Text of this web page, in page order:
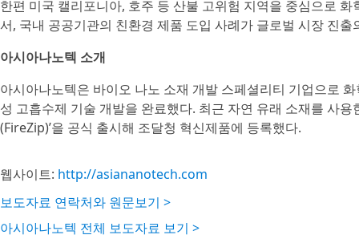
한편 미국 캘리포니아, 호주 등 산불 고위험 지역을 중심으로
서, 국내 공공기관의 친환경 제품 도입 사례가 글로벌 시장 진
아시아나노텍 소개
아시아나노텍은 바이오 나노 소재 개발 스페셜리티 기업으로
성 고흡수제 기술 개발을 완료했다. 최근 자연 유래 소재를 사
(FireZip)’을 공식 출시해 조달청 혁신제품에 등록했다.
웹사이트: http://asiananotech.com
보도자료 연락처와 원문보기 >
아시아나노텍 전체 보도자료 보기 >